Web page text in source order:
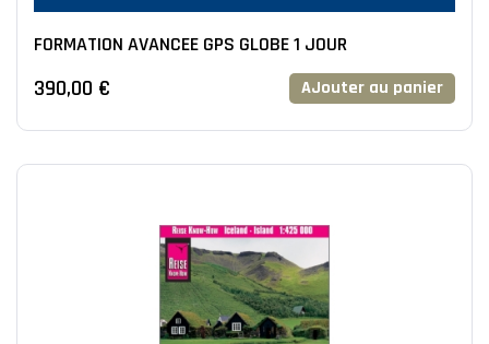
FORMATION AVANCEE GPS GLOBE 1 JOUR
390,00 € AJouter au panier